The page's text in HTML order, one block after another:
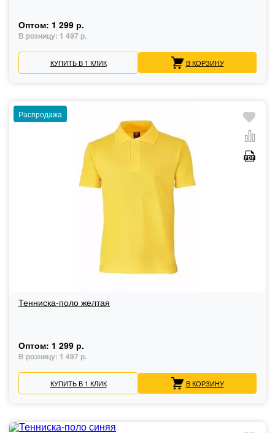
Оптом: 1 299 р.
В розницу: 1 497 р.
КУПИТЬ В 1 КЛИК В КОРЗИНУ
Распродажа
Тенниска-поло желтая
Оптом: 1 299 р.
В розницу: 1 497 р.
КУПИТЬ В 1 КЛИК В КОРЗИНУ